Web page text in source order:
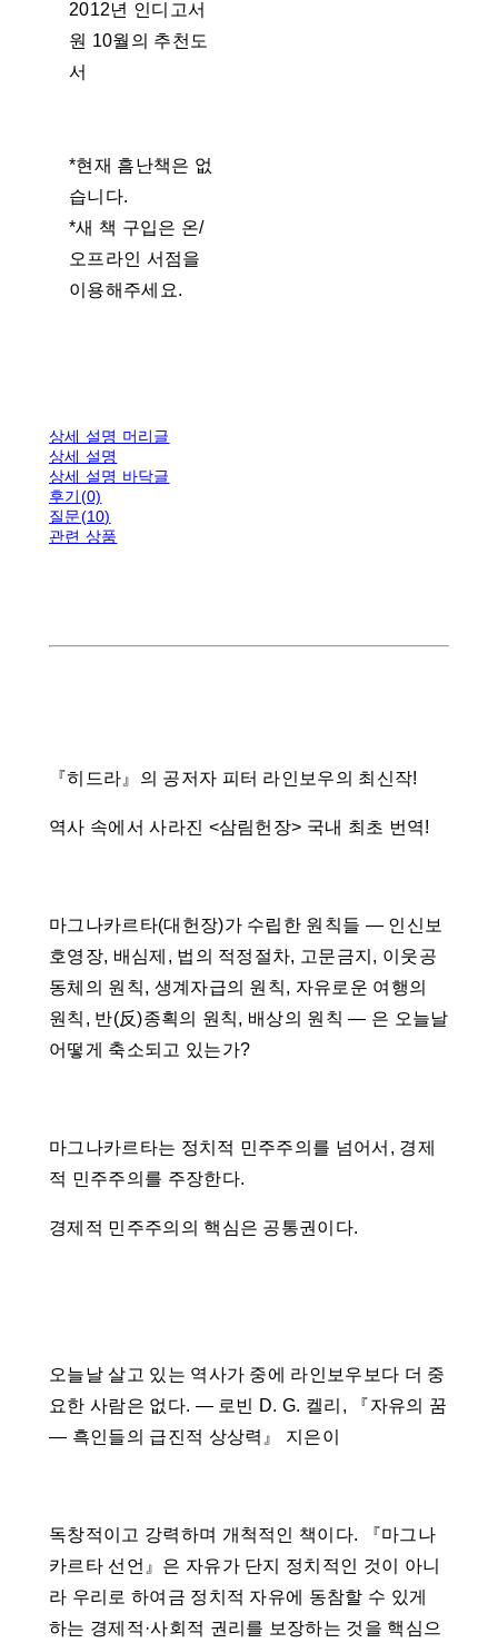
2012년 인디고서
원 10월의 추천도
서
*현재 흠난책은 없
습니다.
*새 책 구입은 온/
오프라인 서점을
이용해주세요.
상세 설명 머리글
상세 설명
상세 설명 바닥글
후기(0)
질문(10)
관련 상품
『히드라』의 공저자 피터 라인보우의 최신작!
역사 속에서 사라진 <삼림헌장> 국내 최초 번역!
마그나카르타(대헌장)가 수립한 원칙들 ― 인신보
호영장, 배심제, 법의 적정절차, 고문금지, 이웃공
동체의 원칙, 생계자급의 원칙, 자유로운 여행의
원칙, 반(反)종획의 원칙, 배상의 원칙 ― 은 오늘날
어떻게 축소되고 있는가?
마그나카르타는 정치적 민주주의를 넘어서, 경제
적 민주주의를 주장한다.
경제적 민주주의의 핵심은 공통권이다.
오늘날 살고 있는 역사가 중에 라인보우보다 더 중
요한 사람은 없다. ― 로빈 D. G. 켈리, 『자유의 꿈
― 흑인들의 급진적 상상력』 지은이
독창적이고 강력하며 개척적인 책이다. 『마그나
카르타 선언』은 자유가 단지 정치적인 것이 아니
라 우리로 하여금 정치적 자유에 동참할 수 있게
하는 경제적·사회적 권리를 보장하는 것을 핵심으